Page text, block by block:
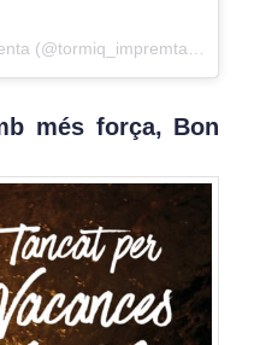
(@tormiq_impremta) on
més força, Bon